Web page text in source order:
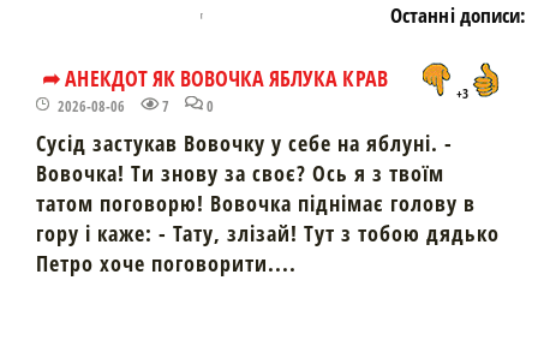
Останні дописи:
➦ АНЕКДОТ ЯК ВОВОЧКА ЯБЛУКА КРАВ
2026-08-06 7 0
+3
Сусід застукав Вовочку у себе на яблуні. -
Вовочка! Ти знову за своє? Ось я з твоїм
татом поговорю! Вовочка піднімає голову в
гору і каже: - Тату, злізай! Тут з тобою дядько
Петро хоче поговорити....